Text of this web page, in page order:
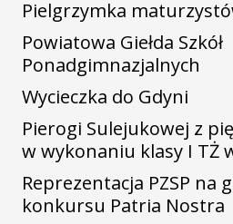
Pielgrzymka
Powiatowa Giełda Szkół
Ponadgimnazjalnych
Wycieczka do Gdyni
Pierogi Sulejukowej z
w wykonaniu klasy I TŻ
Reprezentacja PZSP na
konkursu Patria Nostra